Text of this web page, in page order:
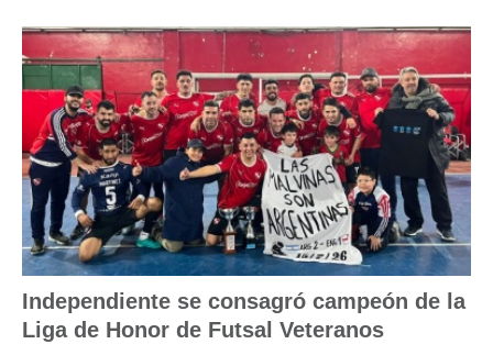
Independiente se consagró campeón de la
Liga de Honor de Futsal Veteranos